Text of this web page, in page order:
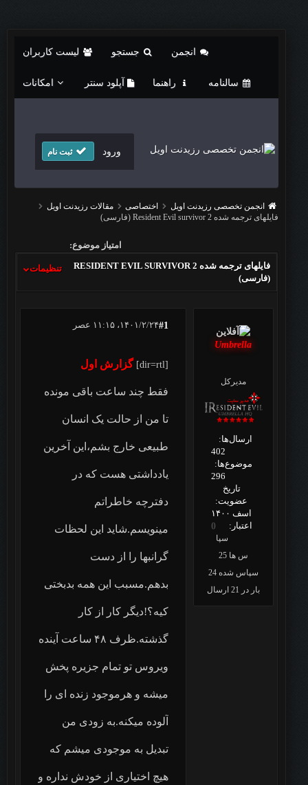
انجمن جستجو لیست کاربران
سالنامه راهنما آپلود سنتر امکانات
ورود ثبت نام
انجمن تخصصی رزیدنت اویل اختصاصی
مقالات رزیدنت اویل
فایلهای ترجمه شده ‏Resident Evil survivor 2‎‏ (فارسی)
امتیاز موضوع:
تنظیمات
(فارسی)
Umbrella
مدیرکل
ارسال‌ها:
402
موضوع‌ها:
296
تاریخ
عضویت:
اسف ۱۴۰۰
اعتبار:
0
سپا
س ها 25
سپاس شده 24
بار در 21 ارسال
#1۱۴۰۱/۲/۲۴، ۱۱:۱۵ عصر
[dir=rtl] ‏ گزارش اول‎‎
فقط چند ساعت باقی مونده
تا من از حالت یک انسان
طبیعی خارج بشم،این آخرین
یادداشتی هست که در
دفترچه خاطراتم
مینویسم.شاید این لحظات
گرانبها را از دست
بدهم.مسبب این همه بدبختی
کیه؟!دیگر کار از کار
گذشته.ظرف ۴۸ ساعت آینده
ویروس تو تمام جزیره پخش
میشه و هرموجود زنده ای را
آلوده میکنه.به زودی من
تبدیل به موجودی میشم که
هیچ اختیاری از خودش نداره و